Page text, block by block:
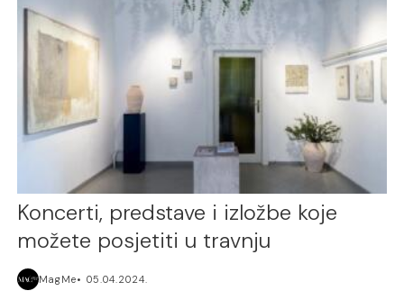
Koncerti, predstave i izložbe koje
možete posjetiti u travnju
MagMe 05.04.2024.